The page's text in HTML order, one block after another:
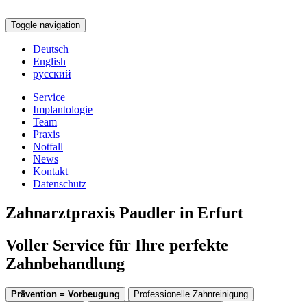
Toggle navigation
Deutsch
English
русский
Service
Implantologie
Team
Praxis
Notfall
News
Kontakt
Datenschutz
Zahnarztpraxis Paudler in Erfurt
Voller Service für Ihre perfekte
Zahnbehandlung
Prävention = Vorbeugung
Professionelle Zahnreinigung